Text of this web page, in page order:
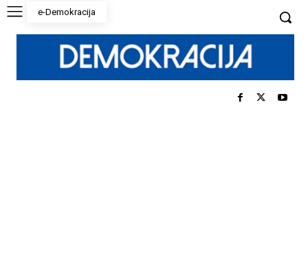
e-Demokracija